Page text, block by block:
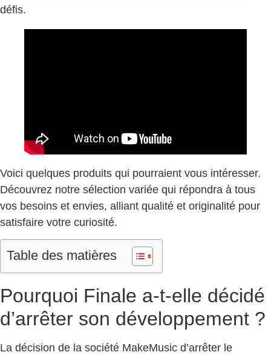
défis.
Voici quelques produits qui pourraient vous intéresser.
Découvrez notre sélection variée qui répondra à tous
vos besoins et envies, alliant qualité et originalité pour
satisfaire votre curiosité.
Table des matières
Pourquoi Finale a-t-elle décidé
d’arrêter son développement ?
La décision de la société MakeMusic d’arrêter le